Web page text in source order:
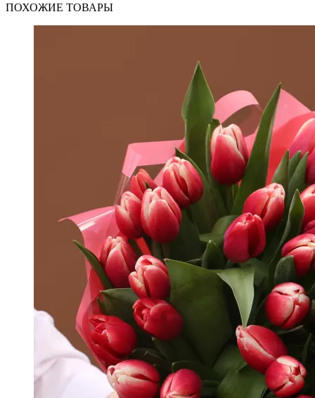
ПОХОЖИЕ ТОВАРЫ